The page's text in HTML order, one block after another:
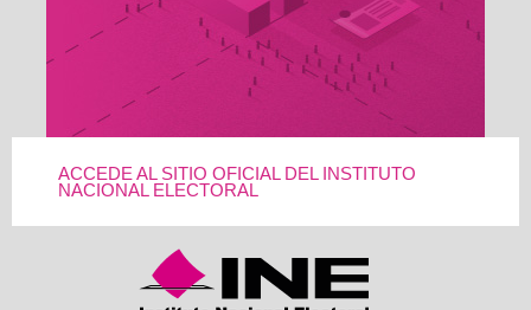
ACCEDE AL SITIO OFICIAL DEL INSTITUTO
NACIONAL ELECTORAL